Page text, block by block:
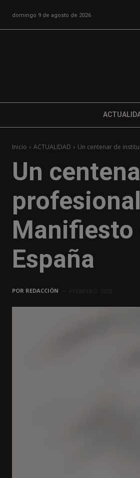
domingo 9 de agosto de 2026
Inicio ACTUALIDAD Un centenar de
Un
Manifiesto
España
POR REDACCIÓN